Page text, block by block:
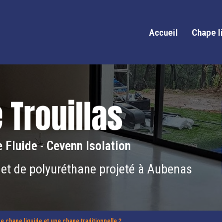
Accueil Chape
Fluide- Cevenn Isolation
de polyuréthane projeté à Aubenas